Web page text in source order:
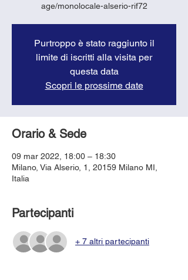
age/monolocale-alserio-rif72
Purtroppo è stato raggiunto il
limite di iscritti alla visita per
questa data
Scopri le prossime date
Orario & Sede
09 mar 2022, 18:00 – 18:30
Milano, Via Alserio, 1, 20159 Milano MI,
Italia
Partecipanti
+ 7 altri partecipanti